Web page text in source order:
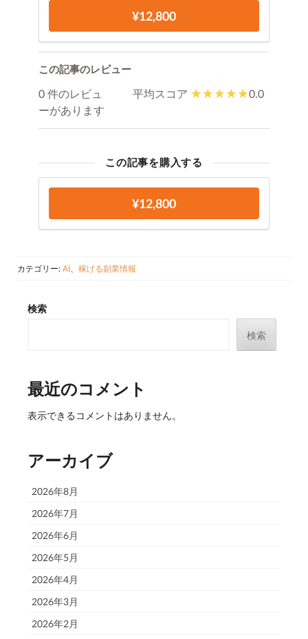
¥12,800
この記事のレビュー
0 件のレビュ
ーがあります
平均スコア 0.0
この記事を購入する
¥12,800
カテゴリー: AI、 稼げる副業情報
検索
検索
最近のコメント
表示できるコメントはありません。
アーカイブ
2026年8月
2026年7月
2026年6月
2026年5月
2026年4月
2026年3月
2026年2月